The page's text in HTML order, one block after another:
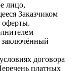
лицо,
Заказчиком
оферты.
заключённый
договора
платных